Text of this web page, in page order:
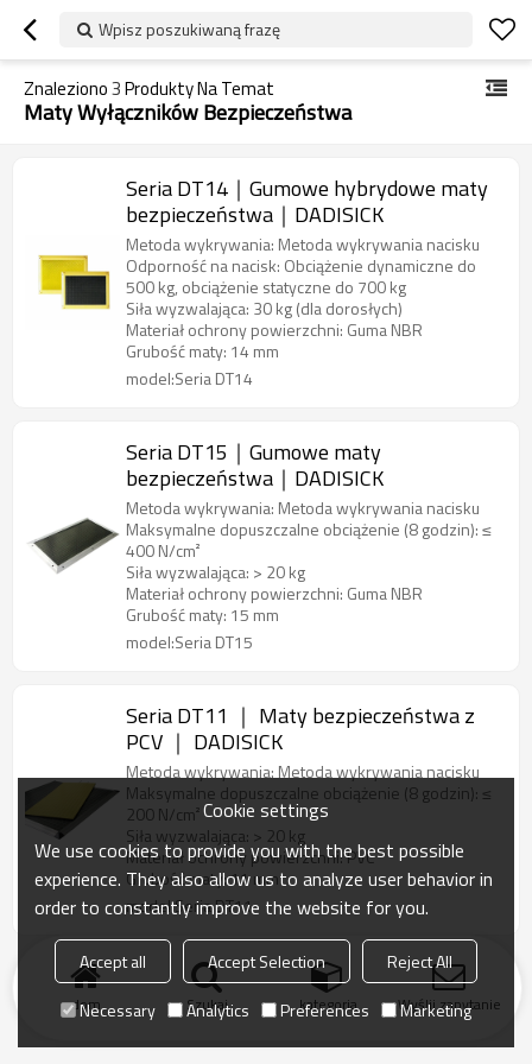
Wpisz poszukiwaną frazę
Znaleziono3Produkty Na Temat
Maty Wyłączników Bezpieczeństwa
Seria DT14｜Gumowe hybrydowe maty
bezpieczeństwa｜DADISICK
Metoda wykrywania: Metoda wykrywania nacisku
Odporność na nacisk: Obciążenie dynamiczne do
500 kg, obciążenie statyczne do 700 kg
Siła wyzwalająca: 30 kg (dla dorosłych)
Materiał ochrony powierzchni: Guma NBR
Grubość maty: 14 mm
model:Seria DT14
Seria DT15｜Gumowe maty
bezpieczeństwa｜DADISICK
Metoda wykrywania: Metoda wykrywania nacisku
Maksymalne dopuszczalne obciążenie (8 godzin): ≤
400 N/cm²
Siła wyzwalająca: > 20 kg
Materiał ochrony powierzchni: Guma NBR
Grubość maty: 15 mm
model:Seria DT15
Seria DT11 ｜ Maty bezpieczeństwa z
PCV ｜ DADISICK
Metoda wykrywania: Metoda wykrywania nacisku
Maksymalne dopuszczalne obciążenie (8 godzin): ≤
200 N/cm²
Siła wyzwalająca: > 20 kg
Materiał ochrony powierzchni: PVC
Grubość maty: 11 mm
model:Seria DT11
dom Szukaj kategoria Wyślij zapytanie
Cookie settings
We use cookies to provide you with the best possible
experience. They also allow us to analyze user behavior in
order to constantly improve the website for you.
Accept all Accept Selection
Reject All
Necessary
Analytics Preferences Marketing